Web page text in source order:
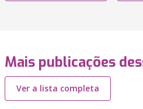
Mais publicações
Ver a lista completa